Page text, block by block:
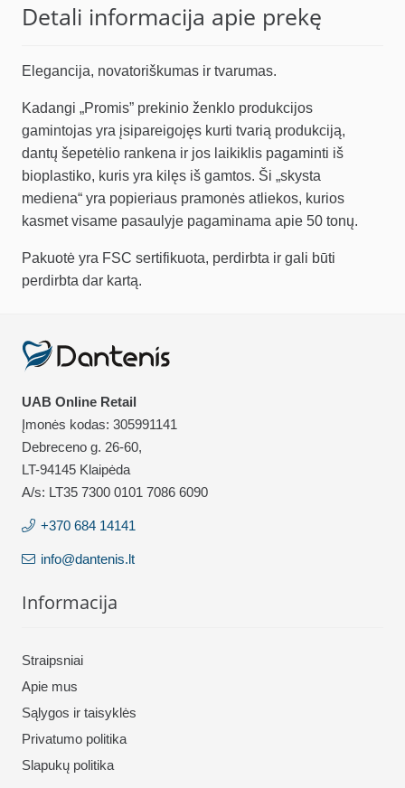
Detali informacija apie prekę
Elegancija, novatoriškumas ir tvarumas.
Kadangi „Promis” prekinio ženklo produkcijos
gamintojas yra įsipareigojęs kurti tvarią produkciją,
dantų šepetėlio rankena ir jos laikiklis pagaminti iš
bioplastiko, kuris yra kilęs iš gamtos. Ši „skysta
mediena“ yra popieriaus pramonės atliekos, kurios
kasmet visame pasaulyje pagaminama apie 50 tonų.
Pakuotė yra FSC sertifikuota, perdirbta ir gali būti
perdirbta dar kartą.
UAB Online Retail
Įmonės kodas: 305991141
Debreceno g. 26-60,
LT-94145 Klaipėda
A/s: LT35 7300 0101 7086 6090
+370 684 14141
info@dantenis.lt
Informacija
Straipsniai
Apie mus
Sąlygos ir taisyklės
Privatumo politika
Slapukų politika